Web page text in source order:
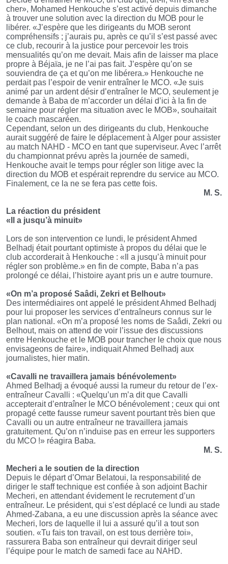
cher», Mohamed Henkouche s’est activé depuis dimanche
à trouver une solution avec la direction du MOB pour le
libérer. «J’espère que les dirigeants du MOB seront
compréhensifs ; j’aurais pu, après ce qu’il s’est passé avec
ce club, recourir à la justice pour percevoir les trois
mensualités qu’on me devait. Mais afin de laisser ma place
propre à Béjaïa, je ne l’ai pas fait. J’espère qu’on se
souviendra de ça et qu’on me libérera.» Henkouche ne
perdait pas l’espoir de venir entraîner le MCO. «Je suis
animé par un ardent désir d’entraîner le MCO, seulement je
demande à Baba de m’accorder un délai d’ici à la fin de
semaine pour régler ma situation avec le MOB», souhaitait
le coach mascaréen.
Cependant, selon un des dirigeants du club, Henkouche
aurait suggéré de faire le déplacement à Alger pour assister
au match NAHD - MCO en tant que superviseur. Avec l’arrêt
du championnat prévu après la journée de samedi,
Henkouche avait le temps pour régler son litige avec la
direction du MOB et espérait reprendre du service au MCO.
Finalement, ce la ne se fera pas cette fois.
M. S.
La réaction du président
«Il a jusqu’à minuit»
Lors de son intervention ce lundi, le président Ahmed
Belhadj était pourtant optimiste à propos du délai que le
club accorderait à Henkouche : «Il a jusqu’à minuit pour
régler son problème.» en fin de compte, Baba n’a pas
prolongé ce délai, l’histoire ayant pris un e autre tournure.
«On m’a proposé Saâdi, Zekri et Belhout»
Des intermédiaires ont appelé le président Ahmed Belhadj
pour lui proposer les services d’entraîneurs connus sur le
plan national. «On m’a proposé les noms de Saâdi, Zekri ou
Belhout, mais on attend de voir l’issue des discussions
entre Henkouche et le MOB pour trancher le choix que nous
envisageons de faire», indiquait Ahmed Belhadj aux
journalistes, hier matin.
«Cavalli ne travaillera jamais bénévolement»
Ahmed Belhadj a évoqué aussi la rumeur du retour de l’ex-
entraîneur Cavalli : «Quelqu’un m’a dit que Cavalli
accepterait d’entraîner le MCO bénévolement ; ceux qui ont
propagé cette fausse rumeur savent pourtant très bien que
Cavalli ou un autre entraîneur ne travaillera jamais
gratuitement. Qu’on n’induise pas en erreur les supporters
du MCO !» réagira Baba.
M. S.
Mecheri a le soutien de la direction
Depuis le départ d’Omar Belatoui, la responsabilité de
diriger le staff technique est confiée à son adjoint Bachir
Mecheri, en attendant évidement le recrutement d’un
entraîneur. Le président, qui s’est déplacé ce lundi au stade
Ahmed-Zabana, a eu une discussion après la séance avec
Mecheri, lors de laquelle il lui a assuré qu’il a tout son
soutien. «Tu fais ton travail, on est tous derrière toi»,
rassurera Baba son entraîneur qui devrait diriger seul
l’équipe pour le match de samedi face au NAHD.